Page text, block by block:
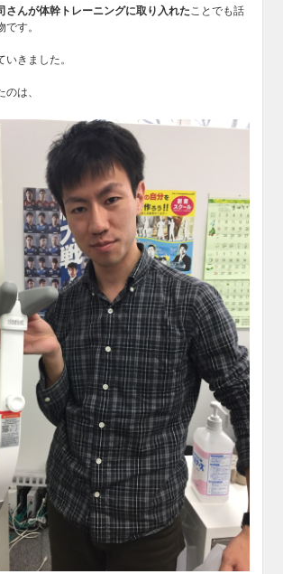
さんが体幹トレーニングに取り入れたことでも話
す。
きました。
は、